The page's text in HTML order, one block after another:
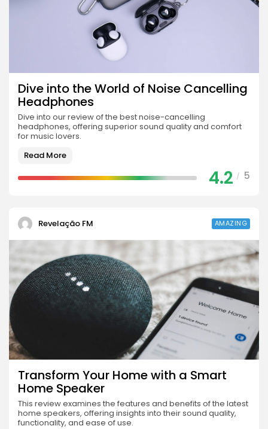
Dive into the World of Noise Cancelling
Headphones
Dive into our review of the best noise-cancelling
headphones, offering superior sound quality and comfort
for music lovers.
Read More
4.2 / 5
Revelação FM AMAZING
Transform Your Home with a Smart
Home Speaker
This review examines the features and benefits of the latest
home speakers, offering insights into their sound quality,
functionality, and ease of use.